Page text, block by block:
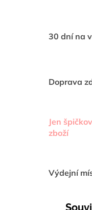
30 dní na
Doprava
Jen
zboží
Výdejní